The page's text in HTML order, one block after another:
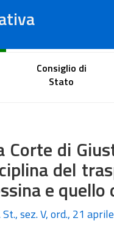
Consiglio di
Stato
Corte di
del
e quello
St., sez. V, ord., 21